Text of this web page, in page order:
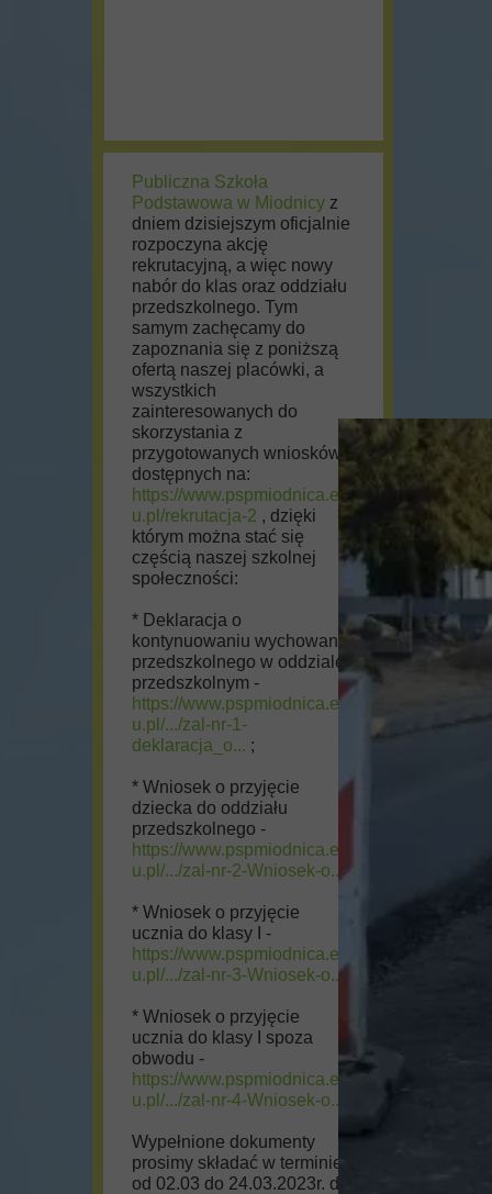
Publiczna Szkoła
Podstawowa w Miodnicy z
dniem dzisiejszym oficjalnie
rozpoczyna akcję
rekrutacyjną, a więc nowy
nabór do klas oraz oddziału
przedszkolnego. Tym
samym zachęcamy do
zapoznania się z poniższą
ofertą naszej placówki, a
wszystkich
zainteresowanych do
skorzystania z
przygotowanych wniosków
dostępnych na:
https://www.pspmiodnica.ed
u.pl/rekrutacja-2 , dzięki
którym można stać się
częścią naszej szkolnej
społeczności:
* Deklaracja o
kontynuowaniu wychowania
przedszkolnego w oddziale
przedszkolnym -
https://www.pspmiodnica.ed
u.pl/.../zal-nr-1-
deklaracja_o... ;
* Wniosek o przyjęcie
dziecka do oddziału
przedszkolnego -
https://www.pspmiodnica.ed
u.pl/.../zal-nr-2-Wniosek-o...
* Wniosek o przyjęcie
ucznia do klasy I -
https://www.pspmiodnica.ed
u.pl/.../zal-nr-3-Wniosek-o...
* Wniosek o przyjęcie
ucznia do klasy I spoza
obwodu -
https://www.pspmiodnica.ed
u.pl/.../zal-nr-4-Wniosek-o...
Wypełnione dokumenty
prosimy składać w terminie
od 02.03 do 24.03.2023r. do